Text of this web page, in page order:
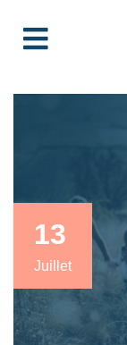
13
Juillet